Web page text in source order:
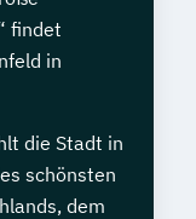
findet
in
die Stadt in
schönsten
dem